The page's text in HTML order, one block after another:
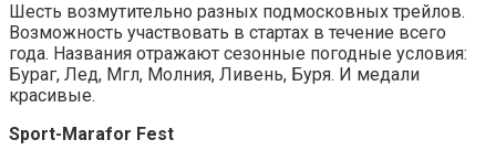
Шесть возмутительно разных подмосковных трейлов.
Возможность участвовать в стартах в течение всего
года. Названия отражают сезонные погодные условия:
Бураг, Лед, Мгл, Молния, Ливень, Буря. И медали
красивые.
Sport-Marafor Fest